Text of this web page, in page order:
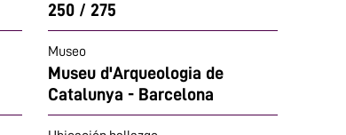
250 / 275
Museo
Museu d'Arqueologia de
Catalunya - Barcelona